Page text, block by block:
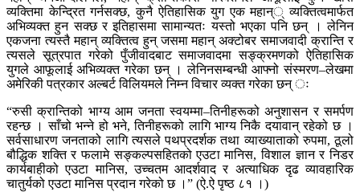
व्यक्तिमा केन्द्रित गर्नसक्छ, कुनै ऐतिहासिक युग एक महान्् व्यक्तित्वमार्फत
अभिव्यक्त हुन सक्छ र इतिहासमा सामान्यतः यस्तो भएका पनि छन् । लेनिन
एकजना त्यस्तै महान् व्यक्तित्व हुन् जसमा महान् अक्टोबर समाजवादी क्रान्ति र
त्यसले सूत्रपात गरेको पुँजीवादबाट समाजवादमा सङ्क्रमणको ऐतिहासिक
युगले आफूलाई अभिव्यक्त गरेका छन् । लेनिनसम्बन्धी आफ्नो संस्मरण–लेखमा
अमेरिकी पत्रकार अल्बर्ट विलियमले निम्न विचार व्यक्त गरेका छन् ः
“रुसी क्रान्तिको भाग्य आम जनता स्वयम्मा–तिनीहरूको अनुशासन र समर्पण
रहन्छ । साँचो भन्ने हो भने, तिनीहरूको लागि भाग्य निकै दयावान् रहेको छ ।
सर्वसाधारण जनताको लागि त्यसले पथप्रदर्शक तथा व्याख्याताको रुपमा, ठूलो
बौद्धिक शक्ति र फलामे सङ्कल्पसहितको एउटा मानिस, विशाल ज्ञान र निडर
कार्यबाहीको एउटा मानिस, उच्चतम आदर्शवाद र अत्याधिक दृढ व्यावहारिक
चातुर्यको एउटा मानिस प्रदान गरेको छ ।” (ऐ.ऐ पृष्ठ ८१ ।)